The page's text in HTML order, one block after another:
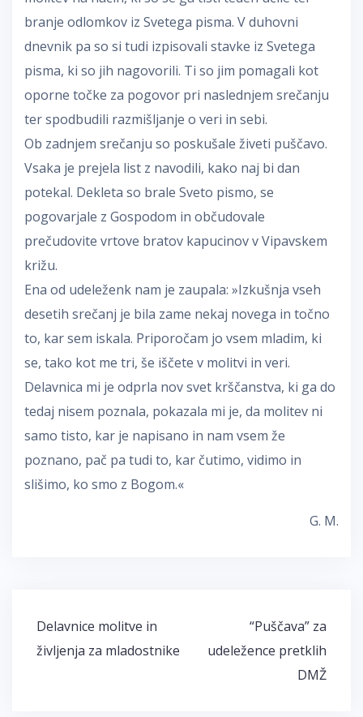
branje odlomkov iz Svetega pisma. V duhovni
dnevnik pa so si tudi izpisovali stavke iz Svetega
pisma, ki so jih nagovorili. Ti so jim pomagali kot
oporne točke za pogovor pri naslednjem srečanju
ter spodbudili razmišljanje o veri in sebi.
Ob zadnjem srečanju so poskušale živeti puščavo.
Vsaka je prejela list z navodili, kako naj bi dan
potekal. Dekleta so brale Sveto pismo, se
pogovarjale z Gospodom in občudovale
prečudovite vrtove bratov kapucinov v Vipavskem
križu.
Ena od udeleženk nam je zaupala: »Izkušnja vseh
desetih srečanj je bila zame nekaj novega in točno
to, kar sem iskala. Priporočam jo vsem mladim, ki
se, tako kot me tri, še iščete v molitvi in veri.
Delavnica mi je odprla nov svet krščanstva, ki ga do
tedaj nisem poznala, pokazala mi je, da molitev ni
samo tisto, kar je napisano in nam vsem že
poznano, pač pa tudi to, kar čutimo, vidimo in
slišimo, ko smo z Bogom.«
G. M.
Navigacija
prispevka
Delavnice molitve in
življenja za mladostnike
“Puščava” za
udeležence pretklih
DMŽ